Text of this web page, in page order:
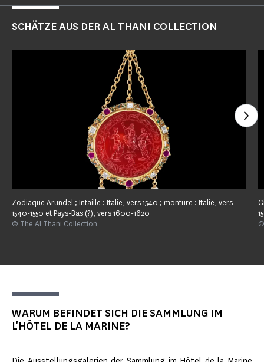
SCHÄTZE AUS DER AL THANI COLLECTION
Zodiaque Arundel ; Intaille : Italie, vers 1540 ; monture : Italie, vers
1540-1550 et Pays-Bas (?), vers 1600-1620
© The Al Thani Collection
WARUM BEFINDET SICH DIE SAMMLUNG IM
L'HÔTEL DE LA MARINE?